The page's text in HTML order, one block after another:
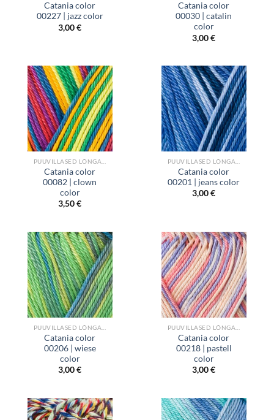
Catania color
00227 | jazz color
3,00€
Catania color
00030 | catalin
color
3,00€
Catania color
00082 | clown
color
3,50€
Catania color
00201 | jeans color
3,00€
Catania color
00206 | wiese
color
3,00€
Catania color
00218 | pastell
color
3,00€